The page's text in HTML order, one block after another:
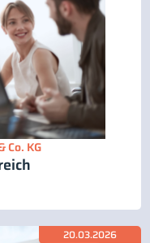
Co. KG
20.03.2026